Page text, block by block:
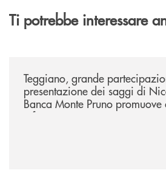
Ti potrebbe interessare
Teggiano, grande
presentazione dei saggi di
Banca Monte Pruno promuove
e futuro